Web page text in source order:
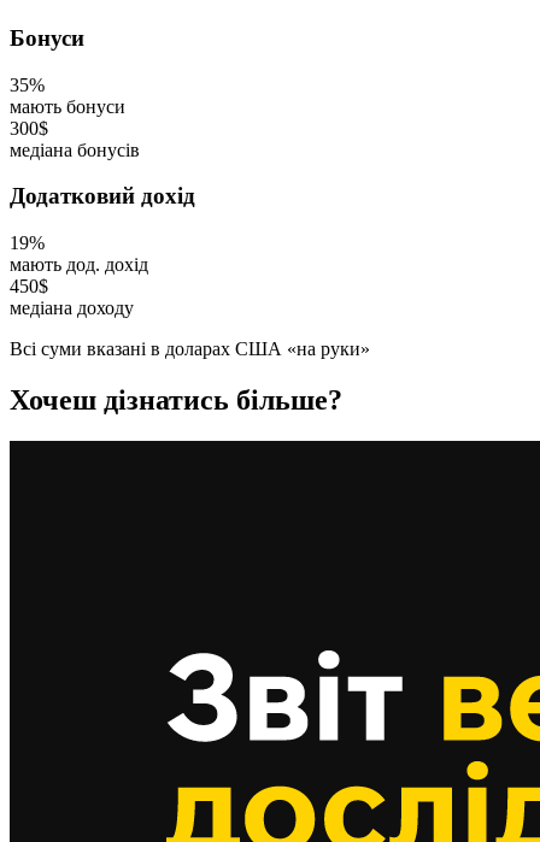
Бонуси
35%
мають бонуси
300$
медіана бонусів
Додатковий дохід
19%
мають дод. дохід
450$
медіана доходу
Всі суми вказані в доларах США «на руки»
Хочеш дізнатись більше?